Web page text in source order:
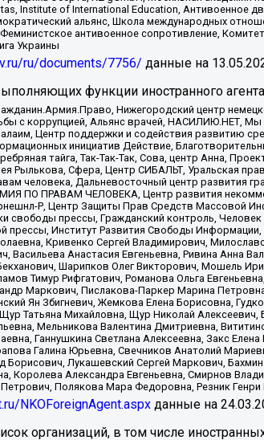
Institute of International Education,
альянс, Школа международных
антивоенное сопротивление,
Украины
ru/documents/7756/ данные на
функции иностранного
Нижегородский центр
с коррупцией, Альянс врачей, НАСИЛИЮ.НЕТ,
Центр поддержки и содействия развитию
инициатив Действие,
тайга, Так-Так-Так, Сова, центр Анна,
Рылькова, Сфера, Центр СИБАЛЬТ, Уральская
человека, Дальневосточный центр развития
ПО ПРАВАМ ЧЕЛОВЕКА, Центр развития
Р, Центр Защиты Прав Средств Массовой
свободы прессы, Гражданский контроль,
прессы, Институт Развития Свободы
Кривенко Сергей Владимирович,
Васильева Анастасия Евгеньевна, Ривина Анна
Шарипков Олег Викторович, Мошель
Тимур Рифгатович, Романова Ольга
Маркович, Пислакова-Паркер Марина
Ян Збигневич, Жемкова Елена Борисовна,
Татьяна Михайловна, Щур Николай
Мельникова Валентина Дмитриевна,
Ганнушкина Светлана Алексеевна, Закс
Галина Юрьевна, Свечников Анатолий
Борисович, Лукашевский Сергей Маркович,
Королева Александра Евгеньевна, Смирнов
Полякова Мара Федоровна, Резник
NKOForeignAgent.aspx данные на
организаций, в том числе